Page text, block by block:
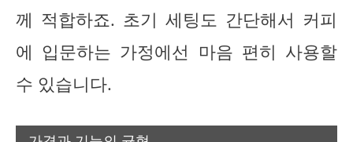
께 적합하죠. 초기 세팅도 간단해서 커피
에 입문하는 가정에선 마음 편히 사용할
수 있습니다.